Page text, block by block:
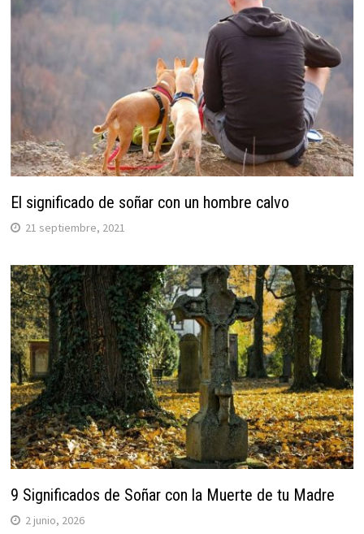
El significado de soñar con un hombre calvo
21 septiembre, 2021
9 Significados de Soñar con la Muerte de tu Madre
2 junio, 2026